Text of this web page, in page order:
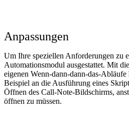
Anpassungen
Um Ihre speziellen Anforderungen zu
Automationsmodul ausgestattet. Mit
eigenen Wenn-dann-dann-das-
Beispiel an die Ausführung eines
Öffnen des Call-Note-Bildschirms,
öffnen zu müssen.